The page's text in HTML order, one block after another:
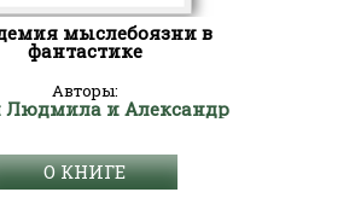
мыслебоязни в
фантастике
Авторы:
Людмила и Александр
О КНИГЕ